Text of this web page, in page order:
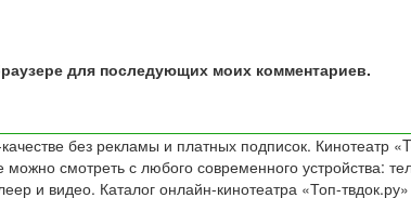
для последующих моих комментариев.
без рекламы и платных подписок. Кинотеатр
смотреть с любого современного устройства:
и видео. Каталог онлайн-кинотеатра «Топ-